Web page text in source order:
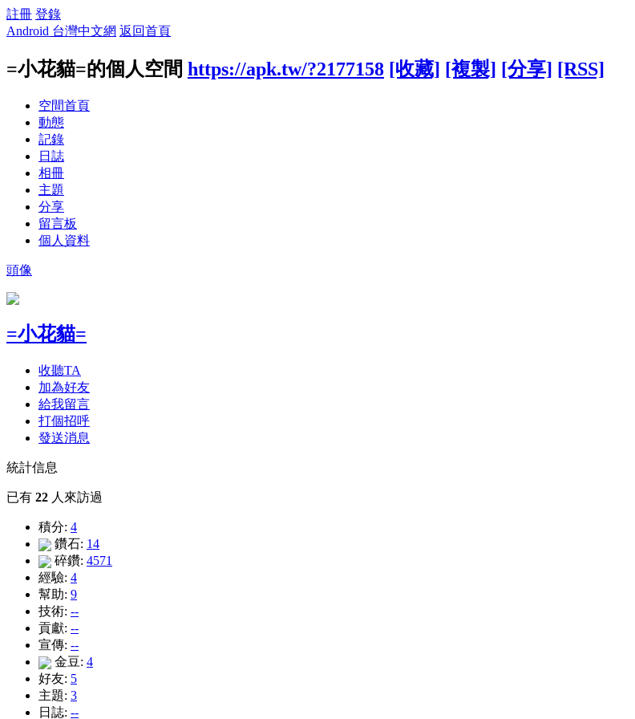
註冊 登錄
Android 台灣中文網 返回首頁
=小花貓=的個人空間 https://apk.tw/?2177158 [收藏] [複製] [分享] [RSS]
空間首頁
動態
記錄
日誌
相冊
主題
分享
留言板
個人資料
頭像
=小花貓=
收聽TA
加為好友
給我留言
打個招呼
發送消息
統計信息
已有 22 人來訪過
積分: 4
鑽石: 14
碎鑽: 4571
經驗: 4
幫助: 9
技術: --
貢獻: --
宣傳: --
金豆: 4
好友: 5
主題: 3
日誌: --